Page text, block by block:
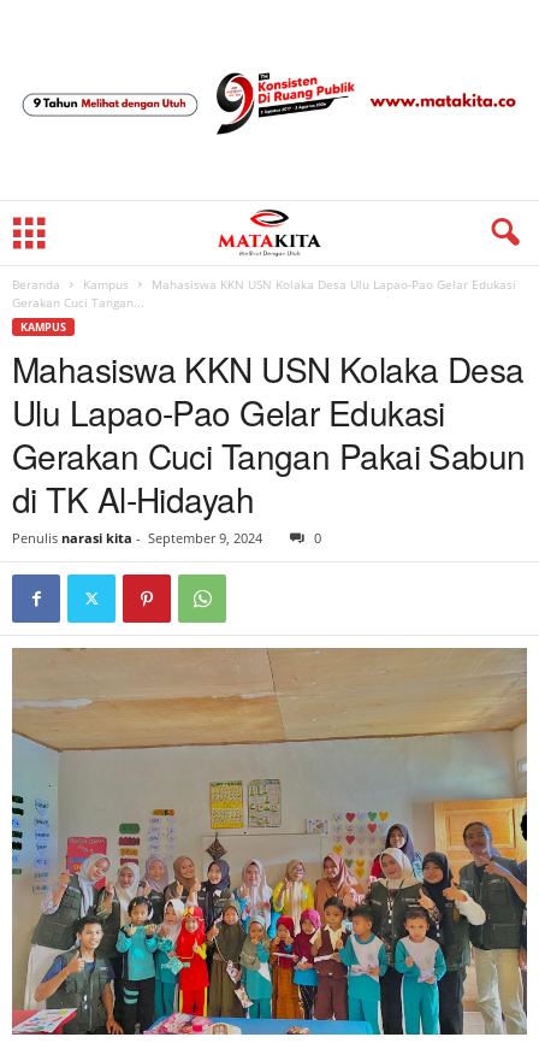
Beranda Kampus
Mahasiswa KKN USN Kolaka Desa Ulu Lapao-Pao Gelar Edukasi
Gerakan Cuci Tangan...
KAMPUS
Mahasiswa KKN USN Kolaka Desa
Ulu Lapao-Pao Gelar Edukasi
Gerakan Cuci Tangan Pakai Sabun
di TK Al-Hidayah
Penulis narasi kita - September 9, 2024 0